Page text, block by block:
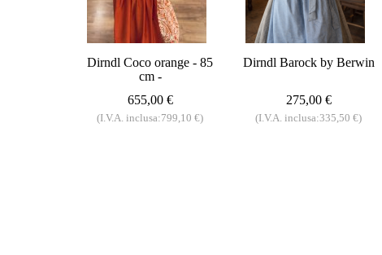
Dirndl Coco orange - 85
cm -
655,00 €
(I.V.A. inclusa:799,10 €)
Dirndl Barock by Berwin
275,00 €
(I.V.A. inclusa:335,50 €)